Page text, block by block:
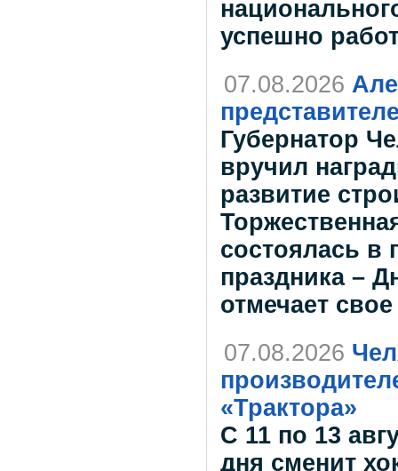
успешно
07.08.2026
Губернатор
вручил
развитие
состоялась в
праздника –
отмечает
07.08.2026
«Трактора»
С 11 по 13
дня сменит